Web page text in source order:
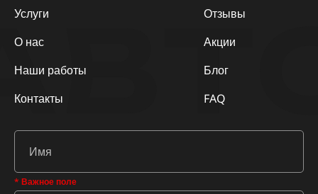
Услуги
О нас
Наши работы
Контакты
Отзывы
Акции
Блог
FAQ
* Важное поле